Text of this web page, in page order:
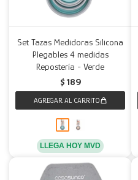
Set Tazas Medidoras Silicona
Plegables 4 medidas
Repostería - Verde
$ 189
LLEGA HOY MVD